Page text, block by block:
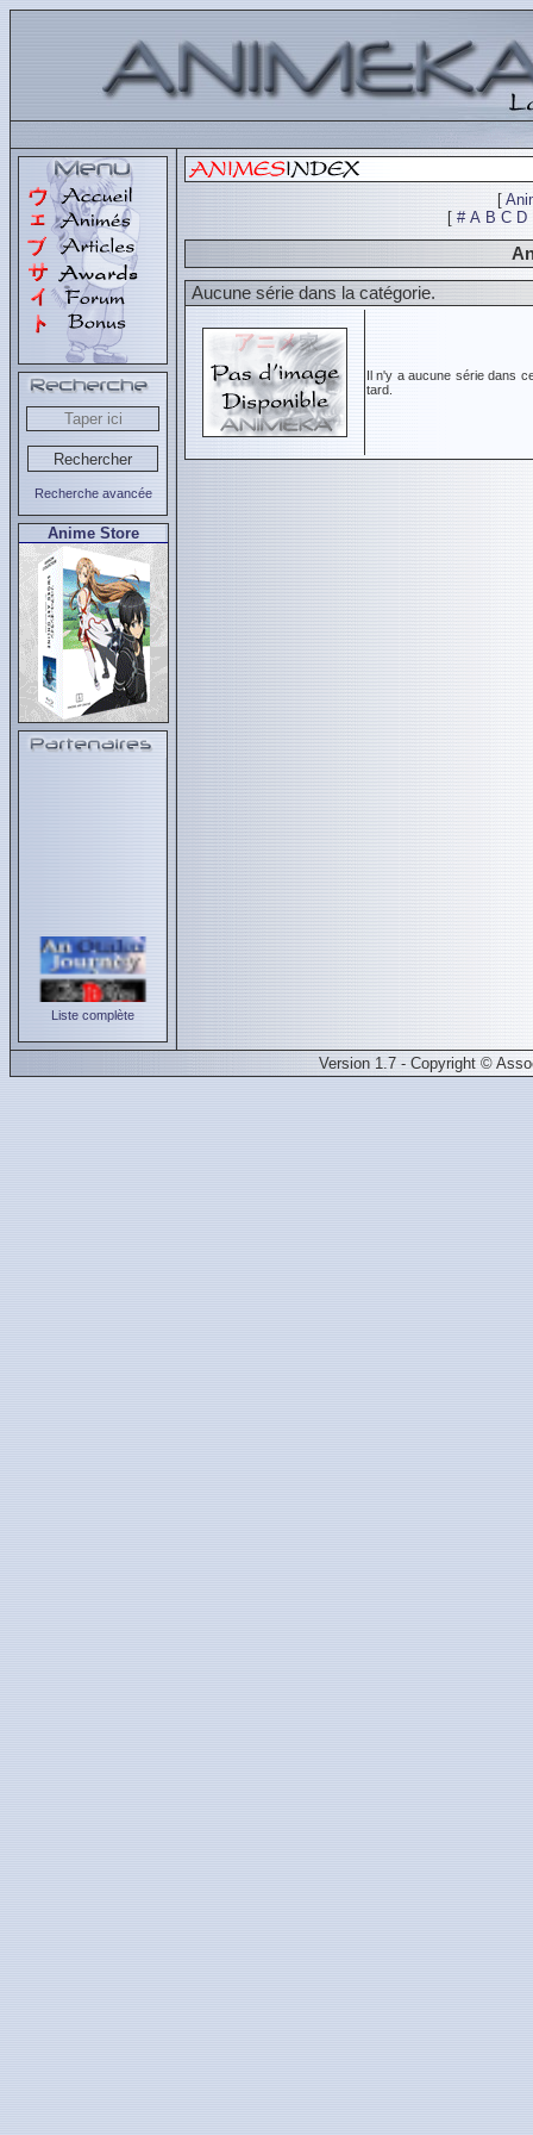
Recherche avancée
Anime Store
Liste complète
[
[ # A B C D
Aucune série dans la catégorie.
Il n'y a aucune série dans
tard.
Version 1.7 - Copyright ©